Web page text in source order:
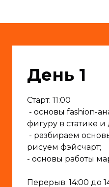
День 1
Старт: 11:00
- основы fashion-
фигуру в статике
- разбираем
рисуем фэйсчарт;
- основы работы
Перерыв: 14:00 до